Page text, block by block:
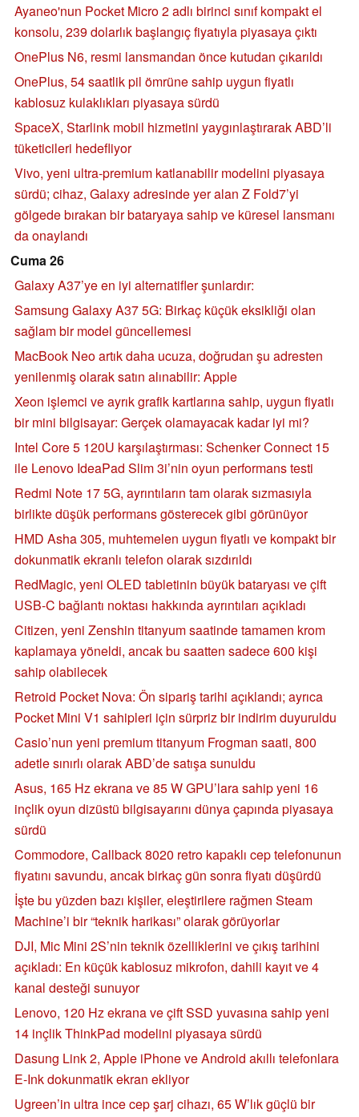
Ayaneo'nun Pocket Micro 2 adlı birinci sınıf kompakt el
konsolu, 239 dolarlık başlangıç fiyatıyla piyasaya çıktı
OnePlus N6, resmi lansmandan önce kutudan çıkarıldı
OnePlus, 54 saatlik pil ömrüne sahip uygun fiyatlı
kablosuz kulaklıkları piyasaya sürdü
SpaceX, Starlink mobil hizmetini yaygınlaştırarak ABD’li
tüketicileri hedefliyor
Vivo, yeni ultra-premium katlanabilir modelini piyasaya
sürdü; cihaz, Galaxy adresinde yer alan Z Fold7’yi
gölgede bırakan bir bataryaya sahip ve küresel lansmanı
da onaylandı
Cuma 26
Galaxy A37’ye en iyi alternatifler şunlardır:
Samsung Galaxy A37 5G: Birkaç küçük eksikliği olan
sağlam bir model güncellemesi
MacBook Neo artık daha ucuza, doğrudan şu adresten
yenilenmiş olarak satın alınabilir: Apple
Xeon işlemci ve ayrık grafik kartlarına sahip, uygun fiyatlı
bir mini bilgisayar: Gerçek olamayacak kadar iyi mi?
Intel Core 5 120U karşılaştırması: Schenker Connect 15
ile Lenovo IdeaPad Slim 3i’nin oyun performans testi
Redmi Note 17 5G, ayrıntıların tam olarak sızmasıyla
birlikte düşük performans gösterecek gibi görünüyor
HMD Asha 305, muhtemelen uygun fiyatlı ve kompakt bir
dokunmatik ekranlı telefon olarak sızdırıldı
RedMagic, yeni OLED tabletinin büyük bataryası ve çift
USB-C bağlantı noktası hakkında ayrıntıları açıkladı
Citizen, yeni Zenshin titanyum saatinde tamamen krom
kaplamaya yöneldi, ancak bu saatten sadece 600 kişi
sahip olabilecek
Retroid Pocket Nova: Ön sipariş tarihi açıklandı; ayrıca
Pocket Mini V1 sahipleri için sürpriz bir indirim duyuruldu
Casio’nun yeni premium titanyum Frogman saati, 800
adetle sınırlı olarak ABD’de satışa sunuldu
Asus, 165 Hz ekrana ve 85 W GPU’lara sahip yeni 16
inçlik oyun dizüstü bilgisayarını dünya çapında piyasaya
sürdü
Commodore, Callback 8020 retro kapaklı cep telefonunun
fiyatını savundu, ancak birkaç gün sonra fiyatı düşürdü
İşte bu yüzden bazı kişiler, eleştirilere rağmen Steam
Machine’i bir “teknik harikası” olarak görüyorlar
DJI, Mic Mini 2S’nin teknik özelliklerini ve çıkış tarihini
açıkladı: En küçük kablosuz mikrofon, dahili kayıt ve 4
kanal desteği sunuyor
Lenovo, 120 Hz ekrana ve çift SSD yuvasına sahip yeni
14 inçlik ThinkPad modelini piyasaya sürdü
Dasung Link 2, Apple iPhone ve Android akıllı telefonlara
E-Ink dokunmatik ekran ekliyor
Ugreen’in ultra ince cep şarj cihazı, 65 W’lık güçlü bir